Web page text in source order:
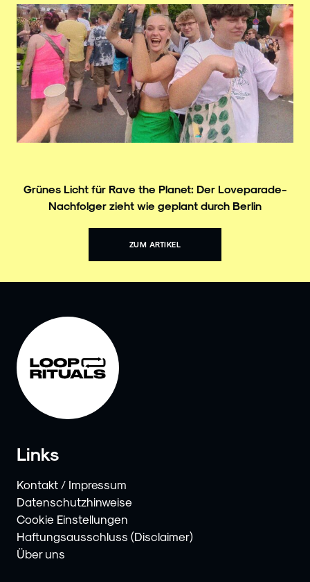
Grünes Licht für Rave the Planet: Der Loveparade-
Nachfolger zieht wie geplant durch Berlin
ZUM ARTIKEL
Links
Kontakt / Impressum
Datenschutzhinweise
Cookie Einstellungen
Haftungsausschluss (Disclaimer)
Über uns